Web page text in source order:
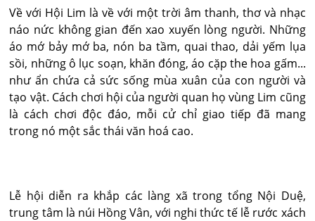
Về với Hội Lim là về với một trời âm thanh, thơ và nhạc
náo nức không gian đến xao xuyến lòng người. Những
áo mớ bảy mớ ba, nón ba tầm, quai thao, dải yếm lụa
sồi, những ô lục soạn, khăn đóng, áo cặp the hoa gấm...
như ẩn chứa cả sức sống mùa xuân của con người và
tạo vật. Cách chơi hội của người quan họ vùng Lim cũng
là cách chơi độc đáo, mỗi cử chỉ giao tiếp đã mang
trong nó một sắc thái văn hoá cao.
Lễ hội diễn ra khắp các làng xã trong tổng Nội Duệ,
trung tâm là núi Hồng Vân, với nghi thức tế lễ rước xách